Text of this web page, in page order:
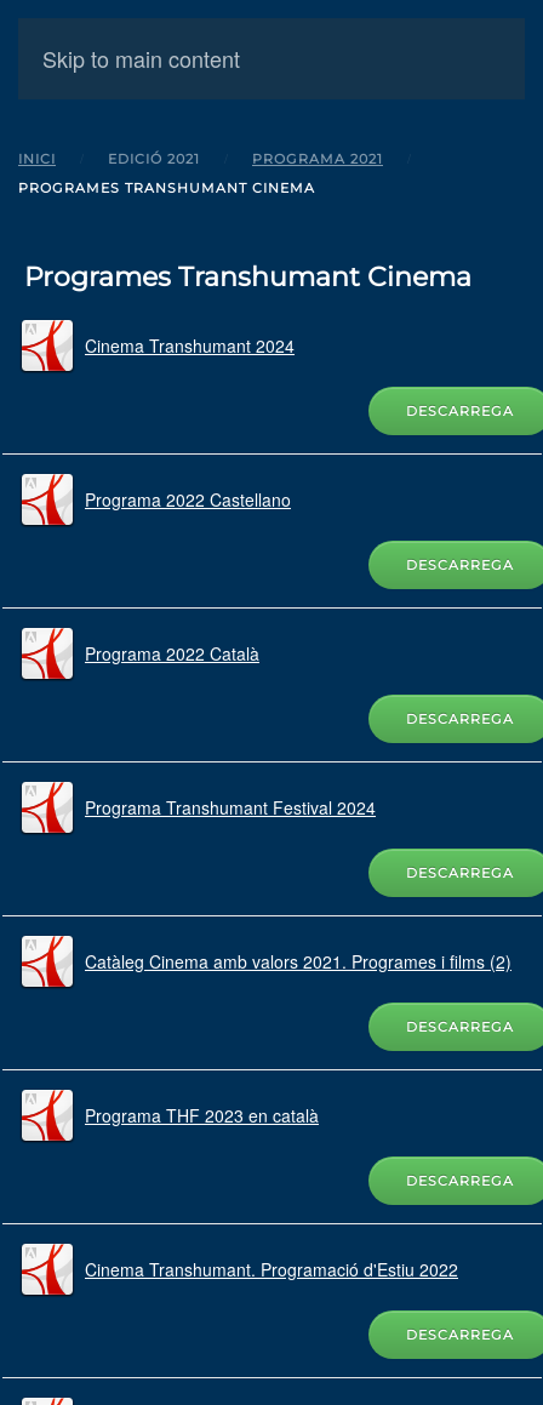
Skip to main content
INICI EDICIÓ 2021
PROGRAMA 2021
PROGRAMES TRANSHUMANT CINEMA
Programes Transhumant Cinema
Cinema Transhumant 2024
DESCARREGA
Programa 2022 Castellano
DESCARREGA
Programa 2022 Català
DESCARREGA
Programa Transhumant Festival 2024
DESCARREGA
Catàleg Cinema amb valors 2021. Programes i films (2)
DESCARREGA
Programa THF 2023 en català
DESCARREGA
Cinema Transhumant. Programació d'Estiu 2022
DESCARREGA